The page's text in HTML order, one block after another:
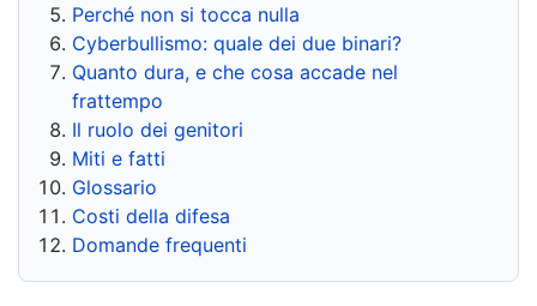
Perché non si tocca nulla
Cyberbullismo: quale dei due binari?
Quanto dura, e che cosa accade nel
frattempo
Il ruolo dei genitori
Miti e fatti
Glossario
Costi della difesa
Domande frequenti